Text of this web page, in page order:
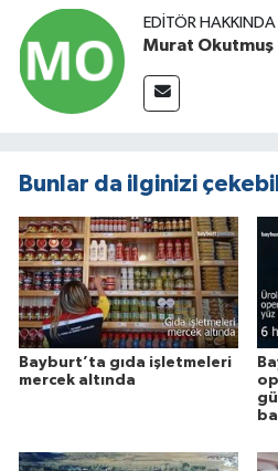
EDITÖR HAKKINDA
Murat Okutmuş
Bunlar da ilginizi
Bayburt’ta gıda işletmeleri
mercek altında